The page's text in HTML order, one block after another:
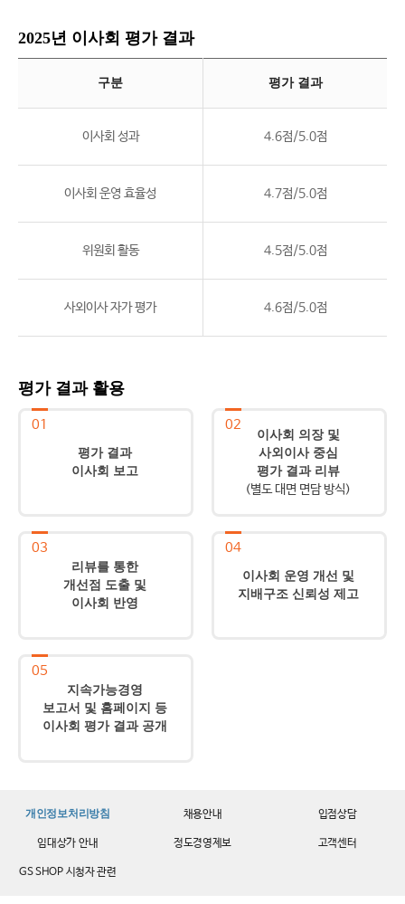
2025년 이사회 평가 결과
구분 평가 결과
이사회 성과 4.6점/5.0점
이사회 운영 효율성 4.7점/5.0점
위원회 활동 4.5점/5.0점
사외이사 자가 평가 4.6점/5.0점
평가 결과 활용
01
평가 결과
이사회 보고
02
이사회 의장 및
사외이사 중심
평가 결과 리뷰
(별도 대면 면담 방식)
03
리뷰를 통한
개선점 도출 및
이사회 반영
04
이사회 운영 개선 및
지배구조 신뢰성 제고
05
지속가능경영
보고서 및 홈페이지 등
이사회 평가 결과 공개
개인정보처리방침 채용안내 입점상담
임대상가 안내 정도경영제보 고객센터
GS SHOP 시청자 관련